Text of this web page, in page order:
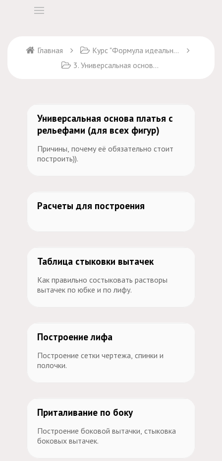
Главная
Курс "Формула идеального платья"
3. Универсальная основа платья
Универсальная основа платья с
рельефами (для всех фигур)
Причины, почему её обязательно стоит
построить)).
Расчеты для построения
Таблица стыковки вытачек
Как правильно состыковать растворы
вытачек по юбке и по лифу.
Построение лифа
Построение сетки чертежа, спинки и
полочки.
Приталивание по боку
Построение боковой вытачки, стыковка
боковых вытачек.